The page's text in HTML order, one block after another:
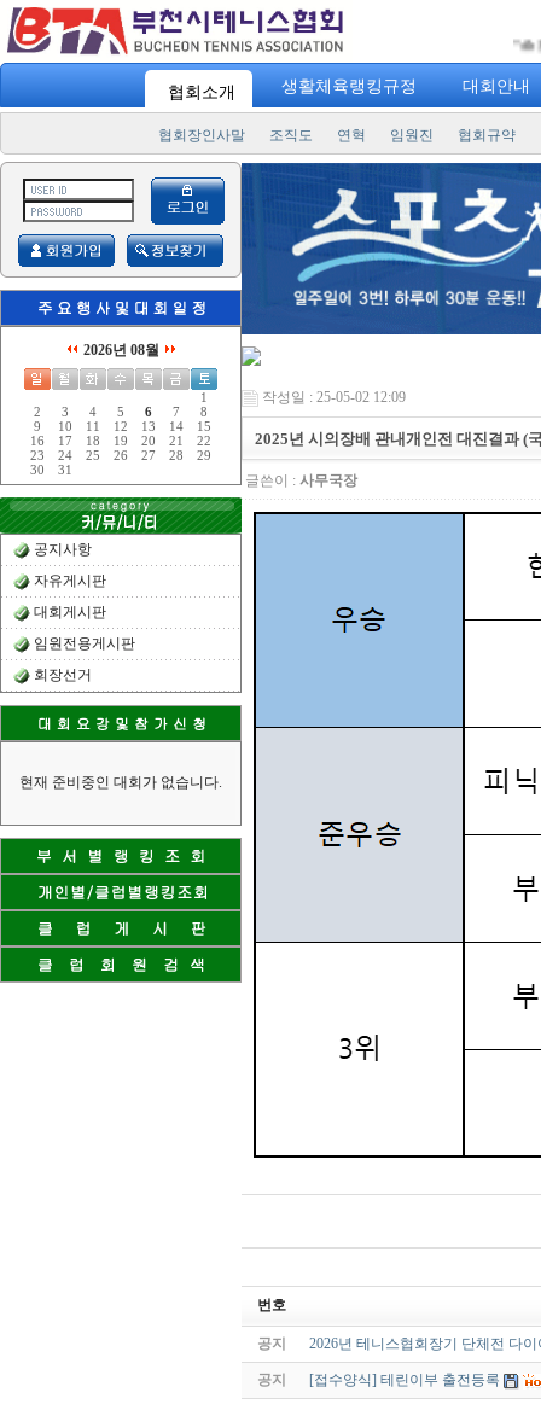
스포츠
협회소개 생활체육랭킹규정 대회안내
협회장인사말 조직도 연혁 임원진 협회규약
2026년 08월
1
2
3 4 5 6 7
8
9
10 11 12 13 14
15
16
17 18 19 20 21
22
23
24 25 26 27 28
29
30
31
공지사항
자유게시판
대회게시판
임원전용게시판
회장선거
현재 준비중인 대회가 없습니다.
작성일 : 25-05-02 12:09
2025년 시의장배 관내개인전 대진결과 (
글쓴이 : 사무국장
번호
공지 2026년 테니스협회장기 단체전 다
공지 [접수양식] 테린이부 출전등록